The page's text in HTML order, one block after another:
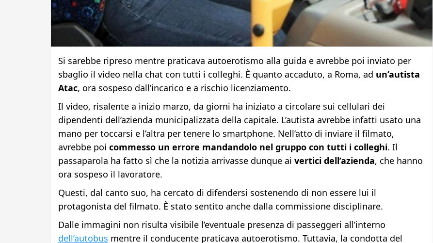
Si sarebbe ripreso mentre praticava autoerotismo alla guida e avrebbe poi inviato per
sbaglio il video nella chat con tutti i colleghi. È quanto accaduto, a Roma, ad un’autista
Atac, ora sospeso dall’incarico e a rischio licenziamento.
Il video, risalente a inizio marzo, da giorni ha iniziato a circolare sui cellulari dei
dipendenti dell’azienda municipalizzata della capitale. L’autista avrebbe infatti usato una
mano per toccarsi e l’altra per tenere lo smartphone. Nell’atto di inviare il filmato,
avrebbe poi commesso un errore mandandolo nel gruppo con tutti i colleghi. Il
passaparola ha fatto sì che la notizia arrivasse dunque ai vertici dell’azienda, che hanno
ora sospeso il lavoratore.
Questi, dal canto suo, ha cercato di difendersi sostenendo di non essere lui il
protagonista del filmato. È stato sentito anche dalla commissione disciplinare.
Dalle immagini non risulta visibile l’eventuale presenza di passeggeri all’interno
dell’autobus mentre il conducente praticava autoerotismo. Tuttavia, la condotta del